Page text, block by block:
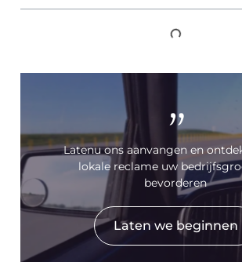
"
Latenu ons aanvangen en
lokale reclame uw
bevorderen
Laten we beginnen